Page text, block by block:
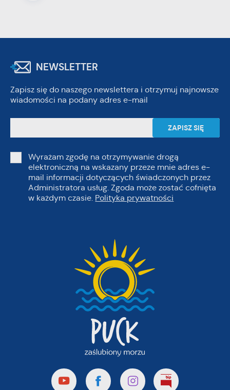
NEWSLETTER
Zapisz się do naszego newslettera i otrzymuj najnowsze
wiadomości na podany adres e-mail
Wyrażam zgodę na otrzymywanie drogą
elektroniczną na wskazany przeze mnie adres e-
mail informacji dotyczących świadczonych przez
Administratora usług. Zgoda może zostać cofnięta
w każdym czasie. Polityka prywatności